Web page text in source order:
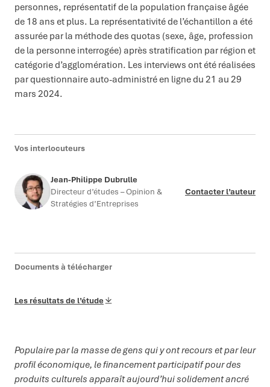
personnes, représentatif de la population française âgée
de 18 ans et plus. La représentativité de l’échantillon a été
assurée par la méthode des quotas (sexe, âge, profession
de la personne interrogée) après stratification par région et
catégorie d’agglomération. Les interviews ont été réalisées
par questionnaire auto-administré en ligne du 21 au 29
mars 2024.
Vos interlocuteurs
Jean-Philippe Dubrulle
Directeur d’études – Opinion &
Stratégies d’Entreprises
Contacter l’auteur
Documents à télécharger
Les résultats de l’étude
Populaire par la masse de gens qui y ont recours et par leur
profil économique, le financement participatif pour des
produits culturels apparaît aujourd’hui solidement ancré